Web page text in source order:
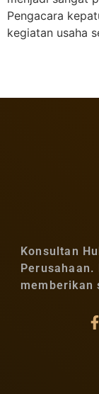
Pengacara
kegiatan usaha
Konsultan
Perusahaan.
memberikan